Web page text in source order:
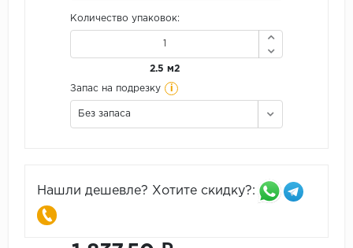
Количество упаковок:
2.5 м2
Запас на подрезку i
Без запаса
Нашли дешевле? Хотите скидку?: